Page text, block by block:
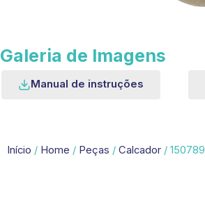
Galeria de Imagens
Manual de instruções
Início / Home / Peças / Calcador / 150789